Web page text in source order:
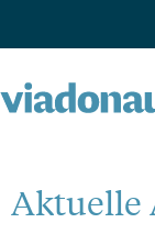
Aktuelle